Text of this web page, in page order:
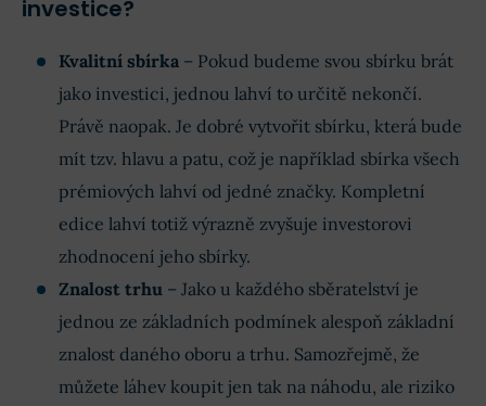
investice?
Kvalitní sbírka – Pokud budeme svou sbírku brát
jako investici, jednou lahví to určitě nekončí.
Právě naopak. Je dobré vytvořit sbírku, která bude
mít tzv. hlavu a patu, což je například sbírka všech
prémiových lahví od jedné značky. Kompletní
edice lahví totiž výrazně zvyšuje investorovi
zhodnocení jeho sbírky.
Znalost trhu – Jako u každého sběratelství je
jednou ze základních podmínek alespoň základní
znalost daného oboru a trhu. Samozřejmě, že
můžete láhev koupit jen tak na náhodu, ale riziko